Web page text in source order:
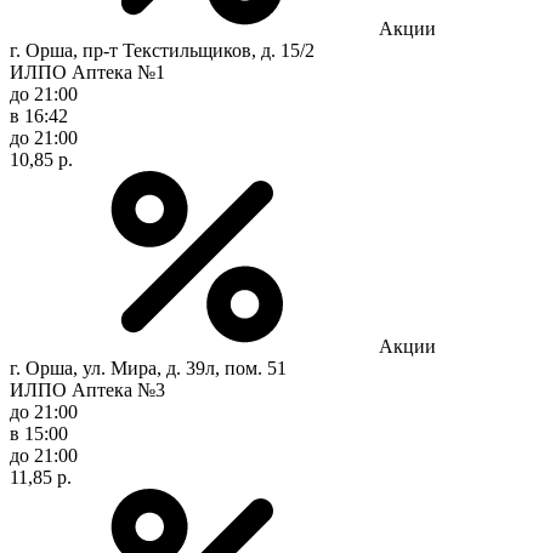
Акции
г. Орша, пр-т Текстильщиков, д. 15/2
ИЛПО Аптека №1
до 21:00
в 16:42
до 21:00
10,85 р.
Акции
г. Орша, ул. Мира, д. 39л, пом. 51
ИЛПО Аптека №3
до 21:00
в 15:00
до 21:00
11,85 р.